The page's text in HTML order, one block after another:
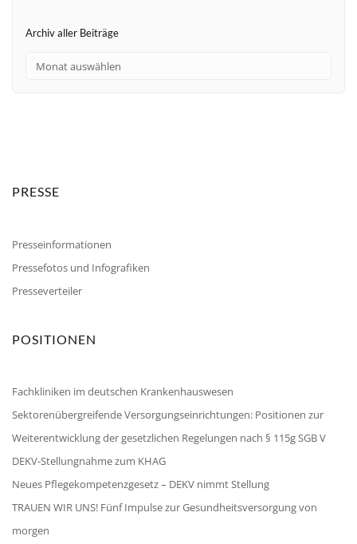
Archiv aller Beiträge
PRESSE
Presseinformationen
Pressefotos und Infografiken
Presseverteiler
POSITIONEN
Fachkliniken im deutschen Krankenhauswesen
Sektorenübergreifende Versorgungseinrichtungen: Positionen zur
Weiterentwicklung der gesetzlichen Regelungen nach § 115g SGB V
DEKV-Stellungnahme zum KHAG
Neues Pflegekompetenzgesetz – DEKV nimmt Stellung
TRAUEN WIR UNS! Fünf Impulse zur Gesundheitsversorgung von
morgen